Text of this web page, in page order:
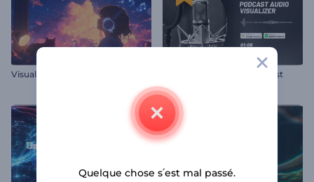
Visualiseur musical Lofi Vibes Visualiseur audio de podcast
Quelque chose s՛est mal passé.